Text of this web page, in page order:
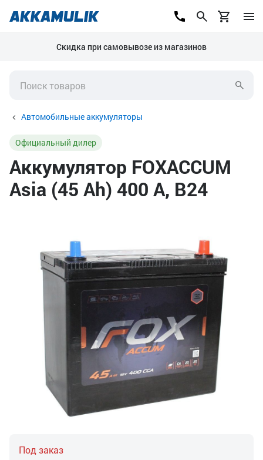
Скидка при самовывозе из магазинов
Автомобильные аккумуляторы
Официальный дилер
Аккумулятор FOXACCUM
Asia (45 Ah) 400 А, B24
Под заказ